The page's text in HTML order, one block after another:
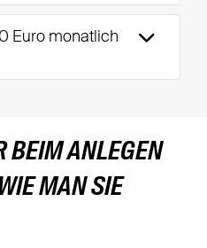
Euro monatlich
BEIM ANLEGEN
MAN SIE